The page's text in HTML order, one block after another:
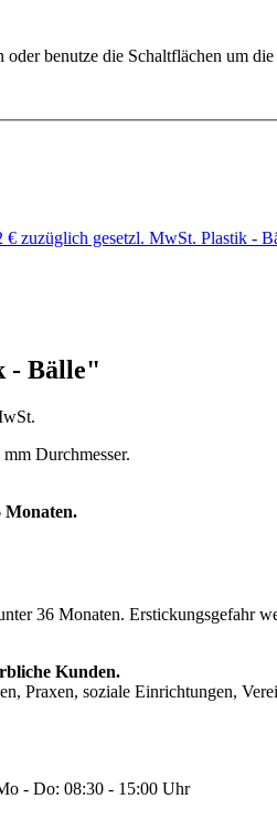
benutze die Schaltflächen um
€ zuzüglich gesetzl. MwSt. Plastik -
- Bälle"
Durchmesser.
Monaten.
36 Monaten. Erstickungsgefahr
Kunden.
Praxen, soziale Einrichtungen,
- Do: 08:30 - 15:00 Uhr